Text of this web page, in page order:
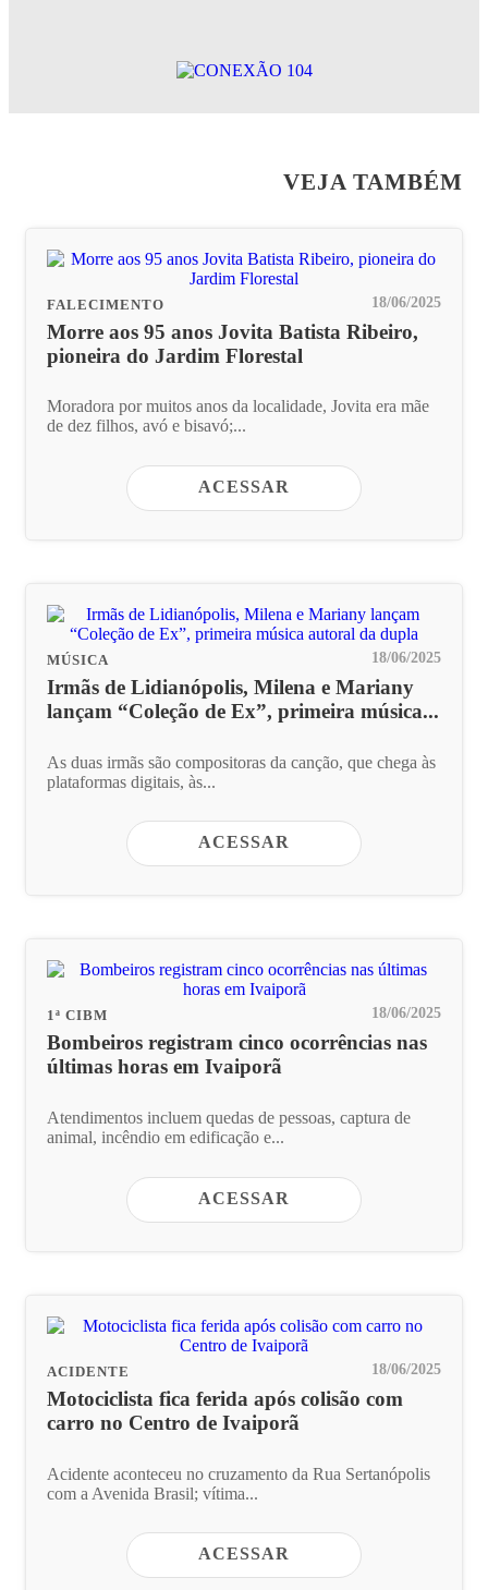
VEJA TAMBÉM
FALECIMENTO 18/06/2025
Morre aos 95 anos Jovita Batista Ribeiro,
pioneira do Jardim Florestal
Moradora por muitos anos da localidade, Jovita era mãe
de dez filhos, avó e bisavó;...
ACESSAR
MÚSICA 18/06/2025
Irmãs de Lidianópolis, Milena e Mariany
lançam “Coleção de Ex”, primeira música...
As duas irmãs são compositoras da canção, que chega às
plataformas digitais, às...
ACESSAR
1ª CIBM 18/06/2025
Bombeiros registram cinco ocorrências nas
últimas horas em Ivaiporã
Atendimentos incluem quedas de pessoas, captura de
animal, incêndio em edificação e...
ACESSAR
ACIDENTE 18/06/2025
Motociclista fica ferida após colisão com
carro no Centro de Ivaiporã
Acidente aconteceu no cruzamento da Rua Sertanópolis
com a Avenida Brasil; vítima...
ACESSAR